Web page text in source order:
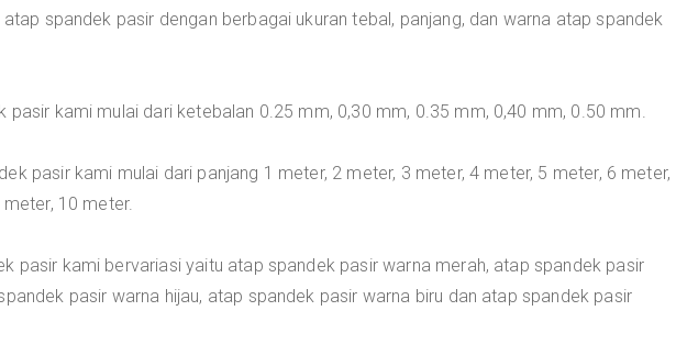
atap spandek pasir dengan berbagai ukuran tebal, panjang, dan warna atap spandek
pasir kami mulai dari ketebalan 0.25 mm, 0,30 mm, 0.35 mm, 0,40 mm, 0.50 mm.
pasir kami mulai dari panjang 1 meter, 2 meter, 3 meter, 4 meter, 5 meter, 6 meter,
10 meter.
pasir kami bervariasi yaitu atap spandek pasir warna merah, atap spandek pasir
pasir warna hijau, atap spandek pasir warna biru dan atap spandek pasir